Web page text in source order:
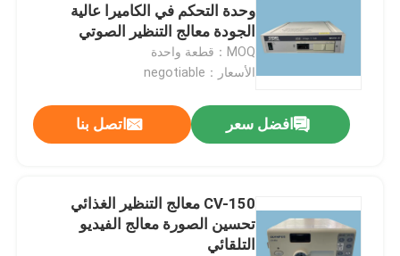
وحدة التحكم في الكاميرا عالية
الجودة معالج التنظير الصوتي
MOQ：قطعة واحدة
الأسعار：negotiable
افضل سعر اتصل بنا
CV-150 معالج التنظير الغذائي
تحسين الصورة معالج الفيديو
التلقائي